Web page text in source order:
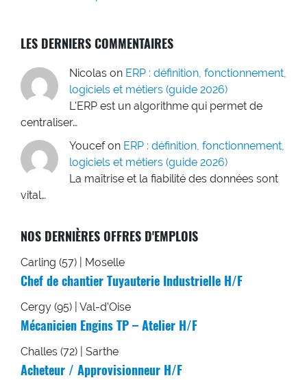
LES DERNIERS COMMENTAIRES
Nicolas on ERP : définition, fonctionnement,
logiciels et métiers (guide 2026)
L'ERP est un algorithme qui permet de
centraliser…
Youcef on ERP : définition, fonctionnement,
logiciels et métiers (guide 2026)
La maîtrise et la fiabilité des données sont
vital…
NOS DERNIÈRES OFFRES D'EMPLOIS
Carling (57) | Moselle
Chef de chantier Tuyauterie Industrielle H/F
Cergy (95) | Val-d'Oise
Mécanicien Engins TP – Atelier H/F
Challes (72) | Sarthe
Acheteur / Approvisionneur H/F